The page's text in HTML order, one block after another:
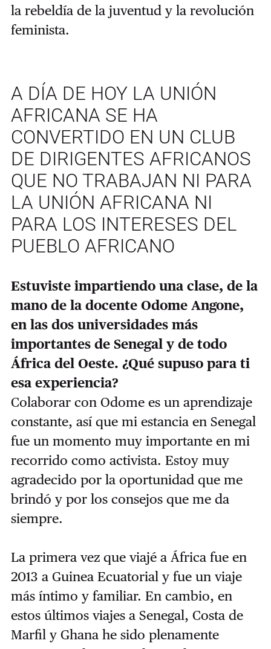
la rebeldía de la juventud y la revolución
feminista.
A DÍA DE HOY LA UNIÓN
AFRICANA SE HA
CONVERTIDO EN UN CLUB
DE DIRIGENTES AFRICANOS
QUE NO TRABAJAN NI PARA
LA UNIÓN AFRICANA NI
PARA LOS INTERESES DEL
PUEBLO AFRICANO
Estuviste impartiendo una clase, de la
mano de la docente Odome Angone,
en las dos universidades más
importantes de Senegal y de todo
África del Oeste. ¿Qué supuso para ti
esa experiencia?
Colaborar con Odome es un aprendizaje
constante, así que mi estancia en Senegal
fue un momento muy importante en mi
recorrido como activista. Estoy muy
agradecido por la oportunidad que me
brindó y por los consejos que me da
siempre.
La primera vez que viajé a África fue en
2013 a Guinea Ecuatorial y fue un viaje
más íntimo y familiar. En cambio, en
estos últimos viajes a Senegal, Costa de
Marfil y Ghana he sido plenamente